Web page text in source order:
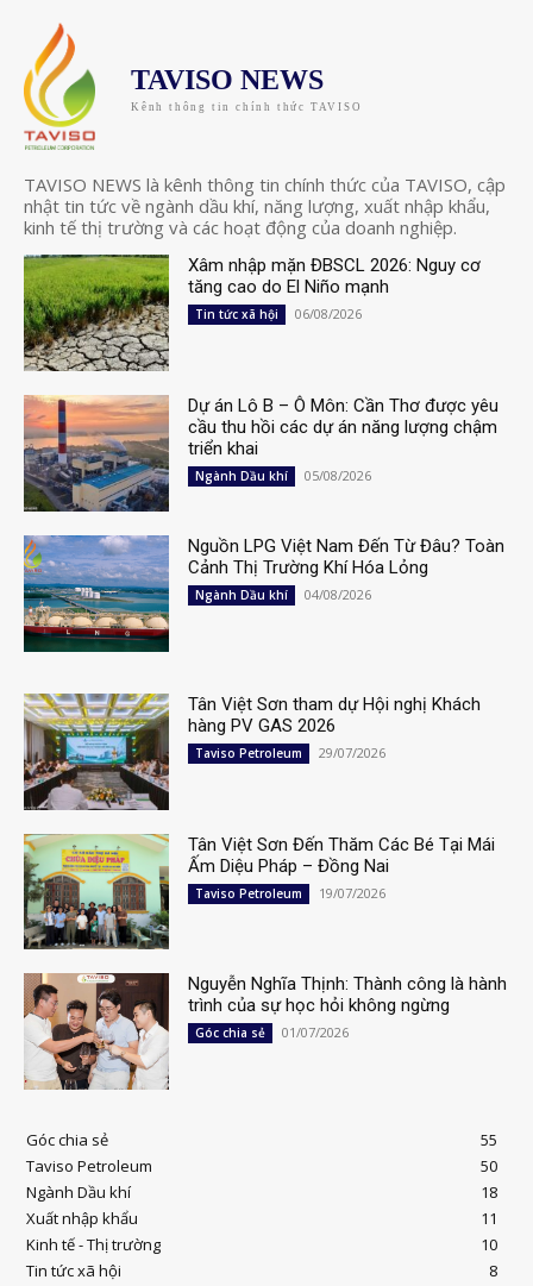
TAVISO NEWS
Kênh thông tin chính thức TAVISO
TAVISO NEWS là kênh thông tin chính thức của TAVISO, cập
nhật tin tức về ngành dầu khí, năng lượng, xuất nhập khẩu,
kinh tế thị trường và các hoạt động của doanh nghiệp.
Xâm nhập mặn ĐBSCL 2026: Nguy cơ
tăng cao do El Niño mạnh
Tin tức xã hội 06/08/2026
Dự án Lô B – Ô Môn: Cần Thơ được yêu
cầu thu hồi các dự án năng lượng chậm
triển khai
Ngành Dầu khí 05/08/2026
Nguồn LPG Việt Nam Đến Từ Đâu? Toàn
Cảnh Thị Trường Khí Hóa Lỏng
Ngành Dầu khí 04/08/2026
Tân Việt Sơn tham dự Hội nghị Khách
hàng PV GAS 2026
Taviso Petroleum 29/07/2026
Tân Việt Sơn Đến Thăm Các Bé Tại Mái
Ấm Diệu Pháp – Đồng Nai
Taviso Petroleum 19/07/2026
Nguyễn Nghĩa Thịnh: Thành công là hành
trình của sự học hỏi không ngừng
Góc chia sẻ 01/07/2026
Góc chia sẻ
55
Taviso Petroleum
50
Ngành Dầu khí
18
Xuất nhập khẩu
11
Kinh tế - Thị trường
10
Tin tức xã hội
8